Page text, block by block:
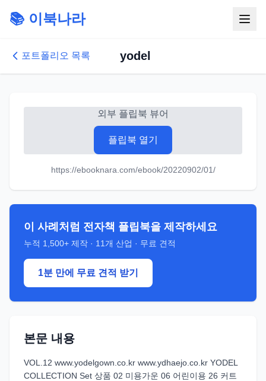
📚 이북나라
포트폴리오 목록 yodel
외부 플립북 뷰어
플립북 열기
https://ebooknara.com/ebook/20220902/01/
이 사례처럼 전자책 플립북을 제작하세요
누적 1,500+ 제작 · 11 개 산업 · 무료 견적
1분 만에 무료 견적 받기
본문 내용
VOL.12 www.yodelgown.co.kr www.ydhaejo.co.kr YODEL
COLLECTION Set 상품 02 미용가운 06 어린이용 26 커트